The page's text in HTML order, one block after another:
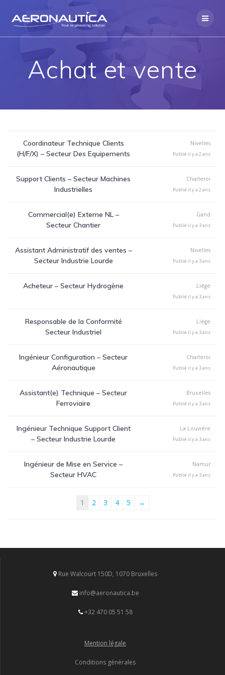
Achat et vente
Coordinateur Technique Clients
(H/F/X) – Secteur Des Equipements
Nivelles
Publié il y a 2 ans
Support Clients – Secteur Machines
Industrielles
Charleroi
Publié il y a 2 ans
Commercial(e) Externe NL –
Secteur Chantier
Gand
Publié il y a 3 ans
Assistant Administratif des ventes –
Secteur Industrie Lourde
Nivelles
Publié il y a 3 ans
Acheteur – Secteur Hydrogène Liège
Publié il y a 3 ans
Responsable de la Conformité
Secteur Industriel
Liège
Publié il y a 3 ans
Ingénieur Configuration – Secteur
Aéronautique
Charleroi
Publié il y a 3 ans
Assistant(e) Technique – Secteur
Ferroviaire
Bruxelles
Publié il y a 3 ans
Ingénieur Technique Support Client
– Secteur Industrie Lourde
La Louvière
Publié il y a 3 ans
Ingénieur de Mise en Service –
Secteur HVAC
Namur
Publié il y a 3 ans
1 2 3 4 5 →
Rue Walcourt 150D, 1070 Bruxelles
info@aeronautica.be
+32 470 05 51 58
Mention légale
Conditions générales